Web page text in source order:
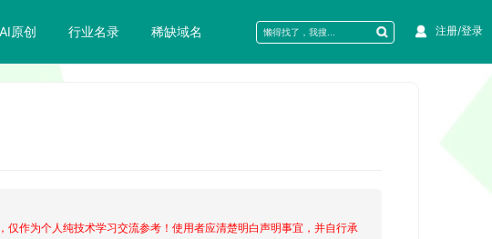
AI原创 行业名录 稀缺域名 注册/登录
作为个人纯技术学习交流参考！使用者应清楚明白声明事宜，并自行承